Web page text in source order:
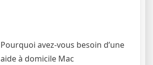
Pourquoi avez-vous besoin d’une
aide à domicile Mac